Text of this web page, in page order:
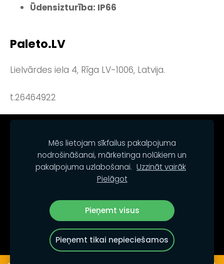
Paleto.LV
Lielvārdes iela 4, Rīga LV-1006, Latvija.
t.26464922
Ūdensizturība: IP66
© PALETO.LV
Mēs lietojam sīkfailus pakalpojuma
nodrošināšanai, mārketinga nolūkiem un
pakalpojuma uzlabošanai. Uzzināt vairāk
Pielāgot
Pieņemt visus
Pieņemt tikai nepieciešamos